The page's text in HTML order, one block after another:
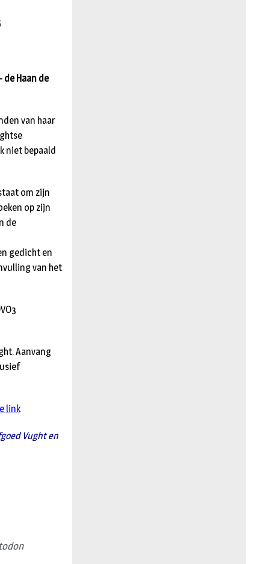
de Haan de
van haar
niet bepaald
om zijn
op zijn
de
gedicht en
van het
Aanvang
link
Vught en